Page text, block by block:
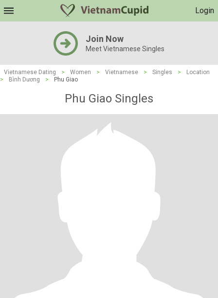
Login
Join Now
Meet Vietnamese Singles
Vietnamese Dating > Women > Vietnamese > Singles >
Location
>
Bình Dương > Phu Giao
Phu Giao Singles